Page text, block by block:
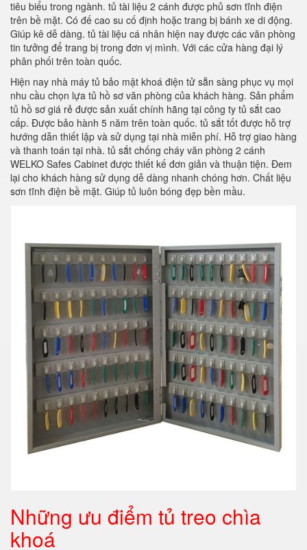
tiêu biểu trong ngành. tủ tài liệu 2 cánh được phủ sơn tĩnh điện
trên bề mặt. Có đế cao su cố định hoặc trang bị bánh xe di động.
Giúp kê dễ dàng. tủ tài liệu cá nhân hiện nay được các văn phòng
tin tưởng để trang bị trong đơn vị mình. Với các cửa hàng đại lý
phân phối trên toàn quốc.
Hiện nay nhà máy tủ bảo mật khoá điện tử sẵn sàng phục vụ mọi
nhu cầu chọn lựa tủ hồ sơ văn phòng của khách hàng. Sản phẩm
tủ hồ sơ giá rẻ được sản xuất chính hãng tại công ty tủ sắt cao
cấp. Được bảo hành 5 năm trên toàn quốc. tủ sắt tốt được hỗ trợ
hướng dẫn thiết lập và sử dụng tại nhà miễn phí. Hỗ trợ giao hàng
và thanh toán tại nhà. tủ sắt chống cháy văn phòng 2 cánh
WELKO Safes Cabinet được thiết kế đơn giản và thuận tiện. Đem
lại cho khách hàng sử dụng dễ dàng nhanh chóng hơn. Chất liệu
sơn tĩnh điện bề mặt. Giúp tủ luôn bóng đẹp bền mầu.
Những ưu điểm tủ treo chìa
khoá